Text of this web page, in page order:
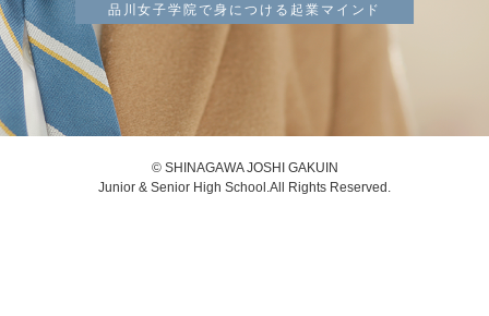
品川女子学院で身につける起業マインド
© SHINAGAWA JOSHI GAKUIN
Junior & Senior High School.All Rights Reserved.